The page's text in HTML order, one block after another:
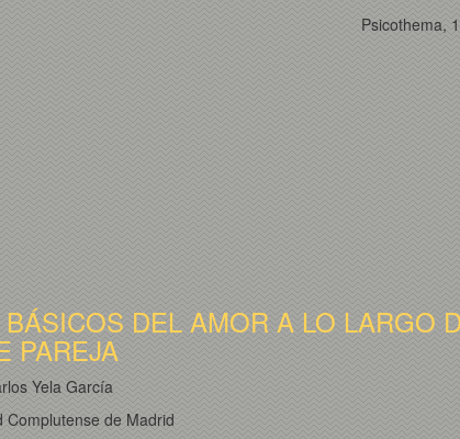
Psicothema,
DEL AMOR A LO LARGO
PAREJA
Yela García
Complutense de Madrid